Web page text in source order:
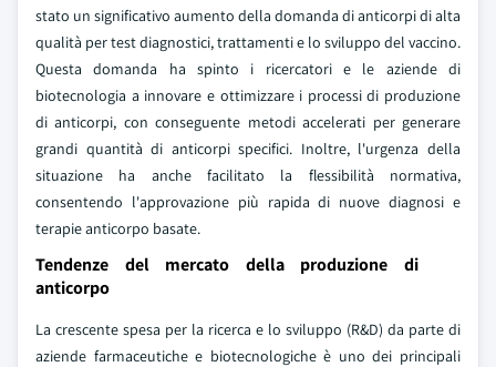
stato un significativo aumento della domanda di anticorpi di alta
qualità per test diagnostici, trattamenti e lo sviluppo del vaccino.
Questa domanda ha spinto i ricercatori e le aziende di
biotecnologia a innovare e ottimizzare i processi di produzione
di anticorpi, con conseguente metodi accelerati per generare
grandi quantità di anticorpi specifici. Inoltre, l'urgenza della
situazione ha anche facilitato la flessibilità normativa,
consentendo l'approvazione più rapida di nuove diagnosi e
terapie anticorpo basate.
Tendenze del mercato della produzione di
anticorpo
La crescente spesa per la ricerca e lo sviluppo (R&D) da parte di
aziende farmaceutiche e biotecnologiche è uno dei principali